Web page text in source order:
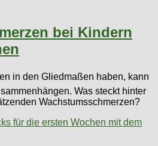
bei Kindern
in den Gliedmaßen haben, kann
Was steckt hinter
Wachstumsschmerzen?